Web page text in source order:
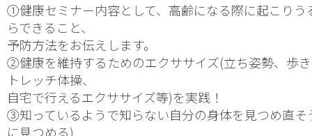
①健康セミナー内容として、高齢になる際に起こりう
らできること、
予防方法をお伝えします。
②健康を維持するためのエクササイズ(立ち姿勢、歩
トレッチ体操、
自宅で行えるエクササイズ等)を実践！
③知っているようで知らない自分の身体を見つめ直そ
に見つめる)